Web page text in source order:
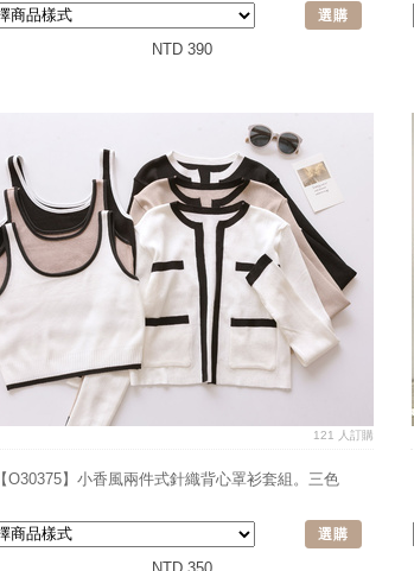
選購
NTD 390
121 人訂購
【O30375】小香風兩件式針織背心罩衫套組。三色
選購